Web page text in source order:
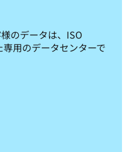
のデータは、ISO
用のデータセンターで